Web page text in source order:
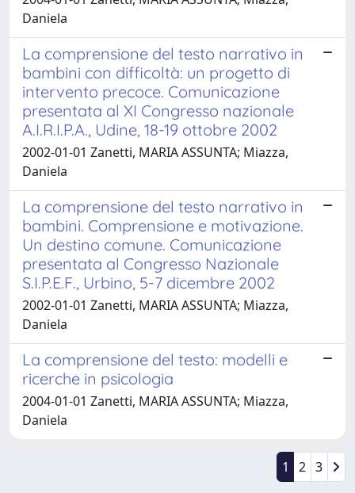
Daniela
La comprensione del testo narrativo in
bambini con difficoltà: un progetto di
intervento precoce. Comunicazione
presentata al XI Congresso nazionale
A.I.R.I.P.A., Udine, 18-19 ottobre 2002
2002-01-01 Zanetti, MARIA ASSUNTA; Miazza,
Daniela
La comprensione del testo narrativo in
bambini. Comprensione e motivazione.
Un destino comune. Comunicazione
presentata al Congresso Nazionale
S.I.P.E.F., Urbino, 5-7 dicembre 2002
2002-01-01 Zanetti, MARIA ASSUNTA; Miazza,
Daniela
La comprensione del testo: modelli e
ricerche in psicologia
2004-01-01 Zanetti, MARIA ASSUNTA; Miazza,
Daniela
1 2 3